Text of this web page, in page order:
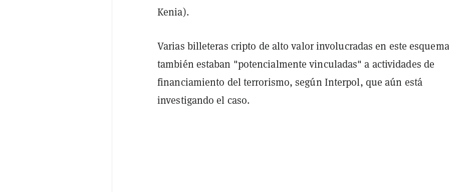
Kenia).
Varias billeteras cripto de alto valor involucradas en este esquema
también estaban "potencialmente vinculadas" a actividades de
financiamiento del terrorismo, según Interpol, que aún está
investigando el caso.